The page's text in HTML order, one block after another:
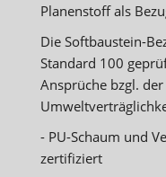
Planenstoff als
Die Softbaustein-
Standard 100
Ansprüche bzgl.
- PU-Schaum und
zertifiziert